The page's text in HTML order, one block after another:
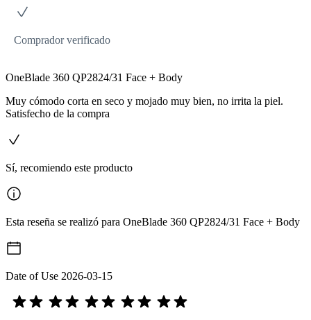
Comprador verificado
OneBlade 360 QP2824/31 Face + Body
Muy cómodo corta en seco y mojado muy bien, no irrita la piel.
Satisfecho de la compra
Sí, recomiendo este producto
Esta reseña se realizó para OneBlade 360 QP2824/31 Face + Body
Date of Use 2026-03-15